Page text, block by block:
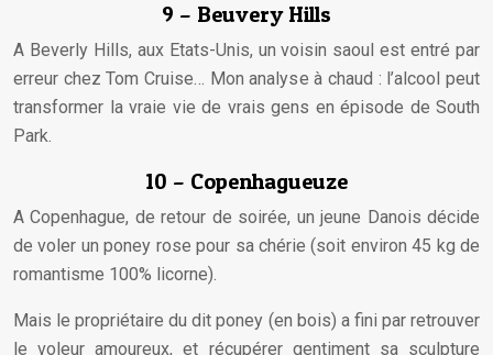
9 – Beuvery Hills
A Beverly Hills, aux Etats-Unis, un voisin saoul est entré par
erreur chez Tom Cruise… Mon analyse à chaud : l’alcool peut
transformer la vraie vie de vrais gens en épisode de South
Park.
10 – Copenhagueuze
A Copenhague, de retour de soirée, un jeune Danois décide
de voler un poney rose pour sa chérie (soit environ 45 kg de
romantisme 100% licorne).
Mais le propriétaire du dit poney (en bois) a fini par retrouver
le voleur amoureux, et récupérer gentiment sa sculpture